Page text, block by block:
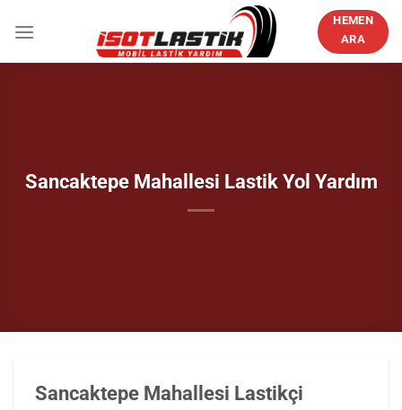
atla
HEMEN
ARA
Sancaktepe Mahallesi Lastik Yol Yardım
Sancaktepe Mahallesi Lastikçi